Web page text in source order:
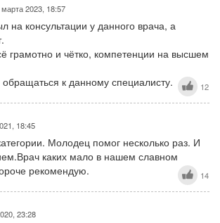
2023, 18:57
на консультации у данного врача, а
грамотно и чётко, компетенции на высшем
к данному специалисту.
12
18:45
Молодец помог несколько раз. И
каких мало в нашем славном
рекомендую.
14
23:28